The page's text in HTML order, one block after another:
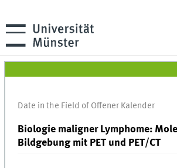
Date in the Field of Offener Kalender
Biologie maligner Lymphome:
Bildgebung mit PET und PET/CT